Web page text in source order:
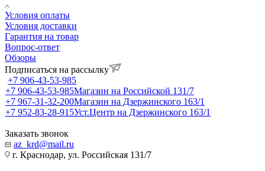
Условия оплаты
Условия доставки
Гарантия на товар
Вопрос-ответ
Обзоры
Подписаться на рассылку
+7 906-43-53-985
+7 906-43-53-985Магазин на Российской 131/7
+7 967-31-32-200Магазин на Дзержинского 163/1
+7 952-83-28-915Уст.Центр на Дзержинского 163/1
Заказать звонок
az_krd@mail.ru
г. Краснодар, ул. Российская 131/7